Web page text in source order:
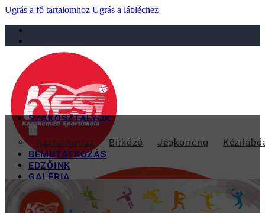
Ugrás a fő tartalomhoz Ugrás a lábléchez
sportiskola@juniorsportkft.hu
SZAKOSZTÁLYOK
Asztalitenisz Birkózó Jégkorrong
BEMUTATKOZÁS
EDZŐINK
GALÉRIA
TAO
KAPCSOLAT